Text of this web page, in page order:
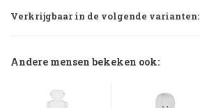
Verkrijgbaar in de volgende varianten:
Andere mensen bekeken ook: